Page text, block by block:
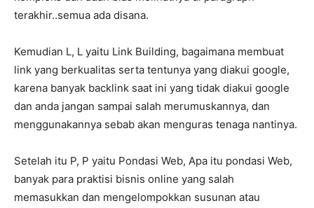
terakhir..semua ada disana.
Kemudian L, L yaitu Link Building, bagaimana membuat
link yang berkualitas serta tentunya yang diakui google,
karena banyak backlink saat ini yang tidak diakui google
dan anda jangan sampai salah merumuskannya, dan
menggunakannya sebab akan menguras tenaga nantinya.
Setelah itu P, P yaitu Pondasi Web, Apa itu pondasi Web,
banyak para praktisi bisnis online yang salah
memasukkan dan mengelompokkan susunan atau